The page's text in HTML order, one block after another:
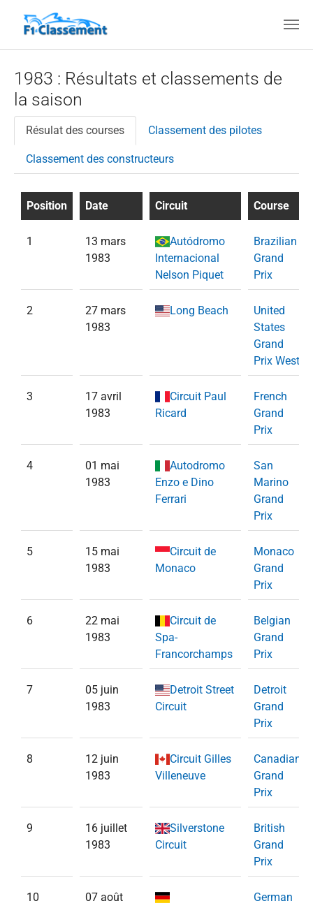
1983 : Résultats et classements de
la saison
Résulat des courses Classement des pilotes
Classement des constructeurs
Position Date Circuit Course
1
13 mars
1983
Autódromo
Internacional
Nelson Piquet
Brazilian
Grand
Prix
2
27 mars
1983
Long Beach
United
States
Grand
Prix West
3
17 avril
1983
Circuit Paul
Ricard
French
Grand
Prix
4
01 mai
1983
Autodromo
Enzo e Dino
Ferrari
San
Marino
Grand
Prix
5
15 mai
1983
Circuit de
Monaco
Monaco
Grand
Prix
6
22 mai
1983
Circuit de
Spa-
Francorchamps
Belgian
Grand
Prix
7
05 juin
1983
Detroit Street
Circuit
Detroit
Grand
Prix
8
12 juin
1983
Circuit Gilles
Villeneuve
Canadian
Grand
Prix
9
16 juillet
1983
Silverstone
Circuit
British
Grand
Prix
10
07 août
German